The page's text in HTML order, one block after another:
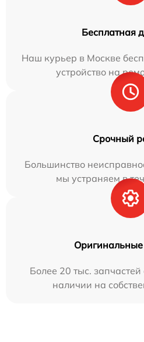
Бесплатная
Наш курьер в Москве
устройство на
Срочный
Большинство
мы устраняем в
Оригинальные
Более 20 тыс.
наличии на